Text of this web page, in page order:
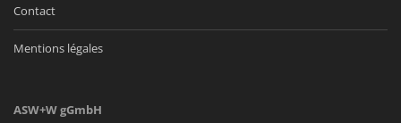
Contact
Mentions légales
ASW+W gGmbH